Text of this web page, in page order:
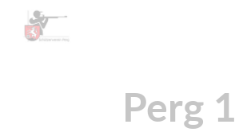
Perg 1